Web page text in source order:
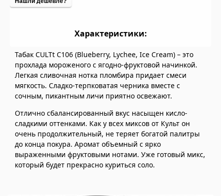
Характеристики:
Табак CULTt C106 (Blueberry, Lychee, Ice Cream) – это
прохлада мороженого с ягодно-фруктовой начинкой.
Легкая сливочная нотка пломбира придает смеси
мягкость. Сладко-терпковатая черника вместе с
сочным, пикантным личи приятно освежают.
Отлично сбалансированный вкус насыщен кисло-
сладкими оттенками. Как у всех миксов от Культ он
очень продолжительный, не теряет богатой палитры
до конца покура. Аромат объемный с ярко
выраженными фруктовыми нотами. Уже готовый микс,
который будет прекрасно куриться соло.